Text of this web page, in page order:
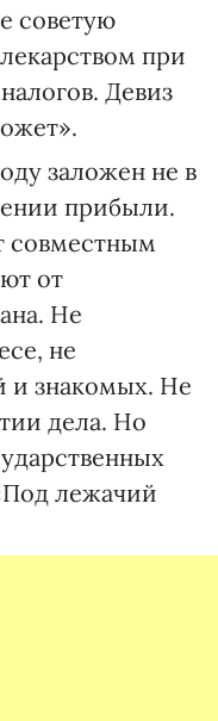
советую
при
Девиз
заложен не в
прибыли.
совместным
от
Не
не
и знакомых. Не
дела. Но
лежачий